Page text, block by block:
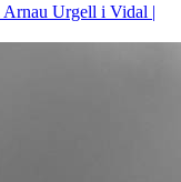
Arnau Urgell i Vidal |